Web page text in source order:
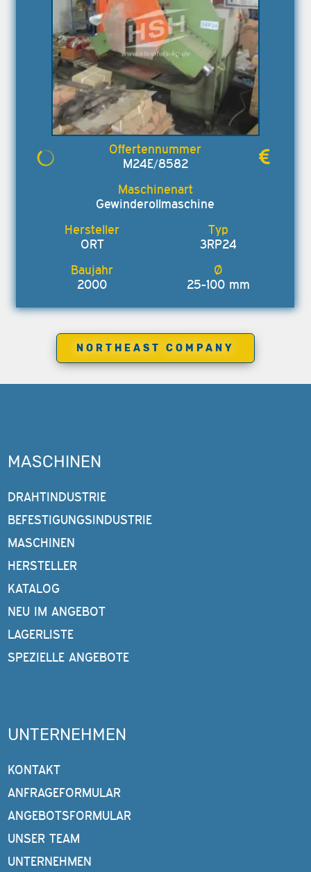
M24E/8582
Gewinderollmaschine
ORT 3RP24
2000 25-100 mm
NORTHEAST COMPANY
MASCHINEN
DRAHTINDUSTRIE
BEFESTIGUNGSINDUSTRIE
MASCHINEN
HERSTELLER
KATALOG
NEU IM ANGEBOT
LAGERLISTE
SPEZIELLE ANGEBOTE
UNTERNEHMEN
KONTAKT
ANFRAGEFORMULAR
ANGEBOTSFORMULAR
UNSER TEAM
UNTERNEHMEN